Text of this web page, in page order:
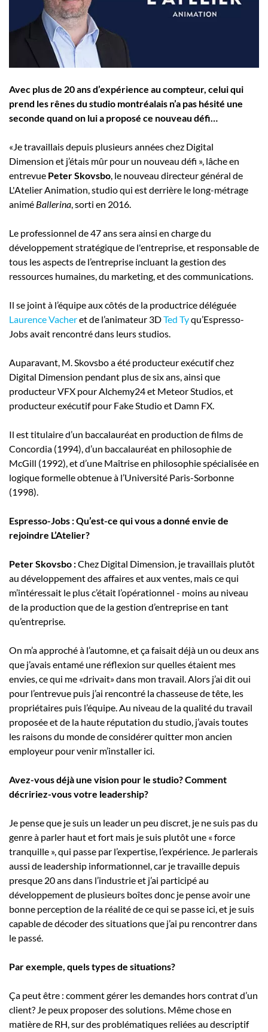
Employeurs
Publiez une offre d'emploi
Avec plus de 20 ans d’expérience au compteur, celui qui
prend les rênes du studio montréalais n’a pas hésité une
seconde quand on lui a proposé ce nouveau défi…
«Je travaillais depuis plusieurs années chez Digital
Dimension et j’étais mûr pour un nouveau défi », lâche en
entrevue Peter Skovsbo, le nouveau directeur général de
L'Atelier Animation, studio qui est derrière le long-métrage
animé Ballerina, sorti en 2016.
Le professionnel de 47 ans sera ainsi en charge du
développement stratégique de l'entreprise, et responsable de
tous les aspects de l’entreprise incluant la gestion des
ressources humaines, du marketing, et des communications.
Il se joint à l’équipe aux côtés de la productrice déléguée
Laurence Vacheret de l’animateur 3DTed Tyqu’Espresso-
Jobs avait rencontré dans leurs studios.
Auparavant, M. Skovsbo a été producteur exécutif chez
Digital Dimension pendant plus de six ans, ainsi que
producteur VFX pour Alchemy24 et Meteor Studios, et
producteur exécutif pour Fake Studio et Damn FX.
Il est titulaire d’un baccalauréat en production de films de
Concordia (1994), d’un baccalauréat en philosophie de
McGill (1992), et d’une Maîtrise en philosophie spécialisée en
logique formelle obtenue à l’Université Paris-Sorbonne
(1998).
Espresso-Jobs : Qu’est-ce qui vous a donné envie de
rejoindre L’Atelier?
Peter Skovsbo :Chez Digital Dimension, je travaillais plutôt
au développement des affaires et aux ventes, mais ce qui
m’intéressait le plus c’était l’opérationnel - moins au niveau
de la production que de la gestion d’entreprise en tant
qu’entreprise.
On m’a approché à l’automne, et ça faisait déjà un ou deux ans
que j’avais entamé une réflexion sur quelles étaient mes
envies, ce qui me «drivait» dans mon travail. Alors j’ai dit oui
pour l’entrevue puis j’ai rencontré la chasseuse de tête, les
propriétaires puis l’équipe. Au niveau de la qualité du travail
proposée et de la haute réputation du studio, j’avais toutes
les raisons du monde de considérer quitter mon ancien
employeur pour venir m’installer ici.
Avez-vous déjà une vision pour le studio? Comment
décririez-vous votre leadership?
Je pense que je suis un leader un peu discret, je ne suis pas du
genre à parler haut et fort mais je suis plutôt une « force
tranquille », qui passe par l’expertise, l’expérience. Je parlerais
aussi de leadership informationnel, car je travaille depuis
presque 20 ans dans l’industrie et j’ai participé au
développement de plusieurs boîtes donc je pense avoir une
bonne perception de la réalité de ce qui se passe ici, et je suis
capable de décoder des situations que j’ai pu rencontrer dans
le passé.
Par exemple, quels types de situations?
Ça peut être : comment gérer les demandes hors contrat d’un
client? Je peux proposer des solutions. Même chose en
matière de RH, sur des problématiques reliées au descriptif